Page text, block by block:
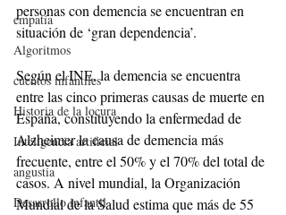
empatía
Algoritmos
cuentos infantiles
Historia de la locura
Inteligencia artificial
angustia
Desarrollo infantil
personas con demencia se encuentran en
situación de ‘gran dependencia’.
Según el INE, la demencia se encuentra
entre las cinco primeras causas de muerte en
España, constituyendo la enfermedad de
Alzheimer la causa de demencia más
frecuente, entre el 50% y el 70% del total de
casos. A nivel mundial, la Organización
Mundial de la Salud estima que más de 55